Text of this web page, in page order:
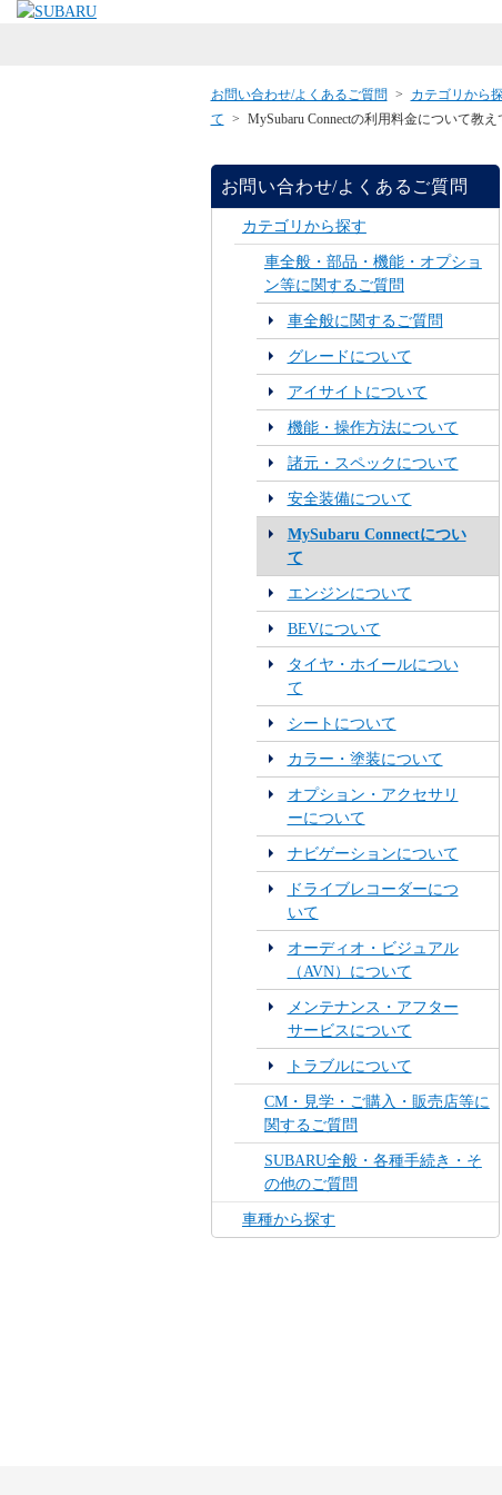
お問い合わせ/よくあるご質問 > カテゴリから
て > MySubaru Connectの利用料金について教え
お問い合わせ/よくあるご質問
カテゴリから探す
車全般・部品・機能・オプショ
ン等に関するご質問
車全般に関するご質問
グレードについて
アイサイトについて
機能・操作方法について
諸元・スペックについて
安全装備について
MySubaru Connectについ
て
エンジンについて
BEVについて
タイヤ・ホイールについ
て
シートについて
カラー・塗装について
オプション・アクセサリ
ーについて
ナビゲーションについて
ドライブレコーダーにつ
いて
オーディオ・ビジュアル
（AVN）について
メンテナンス・アフター
サービスについて
トラブルについて
CM・見学・ご購入・販売店等に
関するご質問
SUBARU全般・各種手続き・そ
の他のご質問
車種から探す